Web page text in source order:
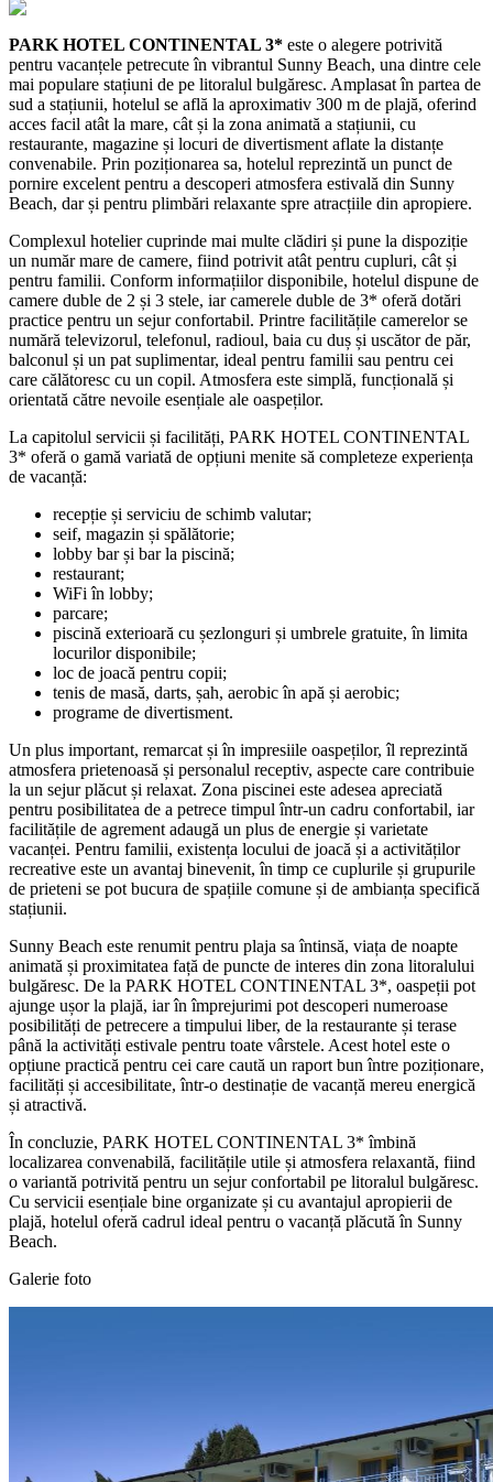
PARK HOTEL CONTINENTAL 3* este o alegere potrivită
pentru vacanțele petrecute în vibrantul Sunny Beach, una dintre cele
mai populare stațiuni de pe litoralul bulgăresc. Amplasat în partea de
sud a stațiunii, hotelul se află la aproximativ 300 m de plajă, oferind
acces facil atât la mare, cât și la zona animată a stațiunii, cu
restaurante, magazine și locuri de divertisment aflate la distanțe
convenabile. Prin poziționarea sa, hotelul reprezintă un punct de
pornire excelent pentru a descoperi atmosfera estivală din Sunny
Beach, dar și pentru plimbări relaxante spre atracțiile din apropiere.
Complexul hotelier cuprinde mai multe clădiri și pune la dispoziție
un număr mare de camere, fiind potrivit atât pentru cupluri, cât și
pentru familii. Conform informațiilor disponibile, hotelul dispune de
camere duble de 2 și 3 stele, iar camerele duble de 3* oferă dotări
practice pentru un sejur confortabil. Printre facilitățile camerelor se
numără televizorul, telefonul, radioul, baia cu duș și uscător de păr,
balconul și un pat suplimentar, ideal pentru familii sau pentru cei
care călătoresc cu un copil. Atmosfera este simplă, funcțională și
orientată către nevoile esențiale ale oaspeților.
La capitolul servicii și facilități, PARK HOTEL CONTINENTAL
3* oferă o gamă variată de opțiuni menite să completeze experiența
de vacanță:
recepție și serviciu de schimb valutar;
seif, magazin și spălătorie;
lobby bar și bar la piscină;
restaurant;
WiFi în lobby;
parcare;
piscină exterioară cu șezlonguri și umbrele gratuite, în limita
locurilor disponibile;
loc de joacă pentru copii;
tenis de masă, darts, șah, aerobic în apă și aerobic;
programe de divertisment.
Un plus important, remarcat și în impresiile oaspeților, îl reprezintă
atmosfera prietenoasă și personalul receptiv, aspecte care contribuie
la un sejur plăcut și relaxat. Zona piscinei este adesea apreciată
pentru posibilitatea de a petrece timpul într-un cadru confortabil, iar
facilitățile de agrement adaugă un plus de energie și varietate
vacanței. Pentru familii, existența locului de joacă și a activităților
recreative este un avantaj binevenit, în timp ce cuplurile și grupurile
de prieteni se pot bucura de spațiile comune și de ambianța specifică
stațiunii.
Sunny Beach este renumit pentru plaja sa întinsă, viața de noapte
animată și proximitatea față de puncte de interes din zona litoralului
bulgăresc. De la PARK HOTEL CONTINENTAL 3*, oaspeții pot
ajunge ușor la plajă, iar în împrejurimi pot descoperi numeroase
posibilități de petrecere a timpului liber, de la restaurante și terase
până la activități estivale pentru toate vârstele. Acest hotel este o
opțiune practică pentru cei care caută un raport bun între poziționare,
facilități și accesibilitate, într-o destinație de vacanță mereu energică
și atractivă.
În concluzie, PARK HOTEL CONTINENTAL 3* îmbină
localizarea convenabilă, facilitățile utile și atmosfera relaxantă, fiind
o variantă potrivită pentru un sejur confortabil pe litoralul bulgăresc.
Cu servicii esențiale bine organizate și cu avantajul apropierii de
plajă, hotelul oferă cadrul ideal pentru o vacanță plăcută în Sunny
Beach.
Galerie foto